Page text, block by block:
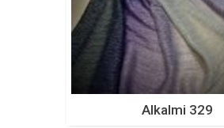
Alkalmi 329